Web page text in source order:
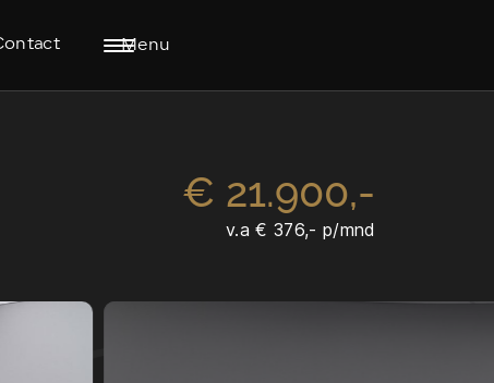
Menu
€ 21.900,-
v.a € 376,- p/mnd